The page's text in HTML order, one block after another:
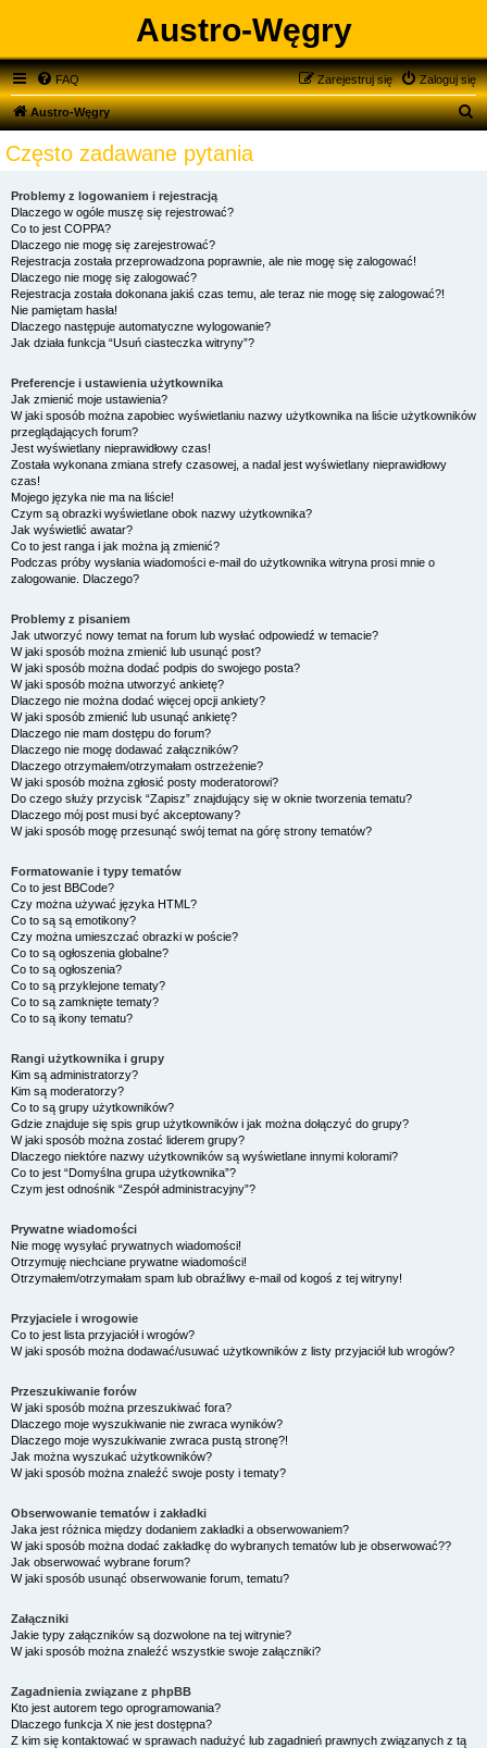
Austro-Węgry
FAQ Zaloguj się
Zarejestruj się
Austro-Węgry
S
Często zadawane pytania
Problemy z logowaniem i rejestracją
Dlaczego w ogóle muszę się rejestrować?
Co to jest COPPA?
Dlaczego nie mogę się zarejestrować?
Rejestracja została przeprowadzona poprawnie, ale nie mogę się zalogować!
Dlaczego nie mogę się zalogować?
Rejestracja została dokonana jakiś czas temu, ale teraz nie mogę się zalogować?!
Nie pamiętam hasła!
Dlaczego następuje automatyczne wylogowanie?
Jak działa funkcja “Usuń ciasteczka witryny”?
Preferencje i ustawienia użytkownika
Jak zmienić moje ustawienia?
W jaki sposób można zapobiec wyświetlaniu nazwy użytkownika na liście użytkowników
przeglądających forum?
Jest wyświetlany nieprawidłowy czas!
Została wykonana zmiana strefy czasowej, a nadal jest wyświetlany nieprawidłowy
czas!
Mojego języka nie ma na liście!
Czym są obrazki wyświetlane obok nazwy użytkownika?
Jak wyświetlić awatar?
Co to jest ranga i jak można ją zmienić?
Podczas próby wysłania wiadomości e-mail do użytkownika witryna prosi mnie o
zalogowanie. Dlaczego?
Problemy z pisaniem
Jak utworzyć nowy temat na forum lub wysłać odpowiedź w temacie?
W jaki sposób można zmienić lub usunąć post?
W jaki sposób można dodać podpis do swojego posta?
W jaki sposób można utworzyć ankietę?
Dlaczego nie można dodać więcej opcji ankiety?
W jaki sposób zmienić lub usunąć ankietę?
Dlaczego nie mam dostępu do forum?
Dlaczego nie mogę dodawać załączników?
Dlaczego otrzymałem/otrzymałam ostrzeżenie?
W jaki sposób można zgłosić posty moderatorowi?
Do czego służy przycisk “Zapisz” znajdujący się w oknie tworzenia tematu?
Dlaczego mój post musi być akceptowany?
W jaki sposób mogę przesunąć swój temat na górę strony tematów?
Formatowanie i typy tematów
Co to jest BBCode?
Czy można używać języka HTML?
Co to są są emotikony?
Czy można umieszczać obrazki w poście?
Co to są ogłoszenia globalne?
Co to są ogłoszenia?
Co to są przyklejone tematy?
Co to są zamknięte tematy?
Co to są ikony tematu?
Rangi użytkownika i grupy
Kim są administratorzy?
Kim są moderatorzy?
Co to są grupy użytkowników?
Gdzie znajduje się spis grup użytkowników i jak można dołączyć do grupy?
W jaki sposób można zostać liderem grupy?
Dlaczego niektóre nazwy użytkowników są wyświetlane innymi kolorami?
Co to jest “Domyślna grupa użytkownika”?
Czym jest odnośnik “Zespół administracyjny”?
Prywatne wiadomości
Nie mogę wysyłać prywatnych wiadomości!
Otrzymuję niechciane prywatne wiadomości!
Otrzymałem/otrzymałam spam lub obraźliwy e-mail od kogoś z tej witryny!
Przyjaciele i wrogowie
Co to jest lista przyjaciół i wrogów?
W jaki sposób można dodawać/usuwać użytkowników z listy przyjaciół lub wrogów?
Przeszukiwanie forów
W jaki sposób można przeszukiwać fora?
Dlaczego moje wyszukiwanie nie zwraca wyników?
Dlaczego moje wyszukiwanie zwraca pustą stronę?!
Jak można wyszukać użytkowników?
W jaki sposób można znaleźć swoje posty i tematy?
Obserwowanie tematów i zakładki
Jaka jest różnica między dodaniem zakładki a obserwowaniem?
W jaki sposób można dodać zakładkę do wybranych tematów lub je obserwować??
Jak obserwować wybrane forum?
W jaki sposób usunąć obserwowanie forum, tematu?
Załączniki
Jakie typy załączników są dozwolone na tej witrynie?
W jaki sposób można znaleźć wszystkie swoje załączniki?
Zagadnienia związane z phpBB
Kto jest autorem tego oprogramowania?
Dlaczego funkcja X nie jest dostępna?
Z kim się kontaktować w sprawach nadużyć lub zagadnień prawnych związanych z tą